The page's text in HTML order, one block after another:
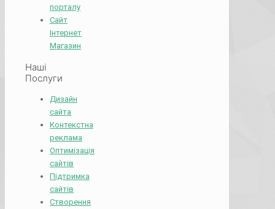
порталу
Сайт
Інтернет
Магазин
Наші
Послуги
Дизайн
сайта
Контекстна
реклама
Оптимізація
сайтів
Підтримка
сайтів
Створення